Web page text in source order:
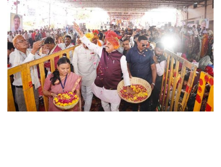
मध्य प्रदेश
छत्तीसगढ़
राजस्थान
पंजाब